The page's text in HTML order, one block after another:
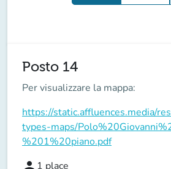
Posto 14
Per visualizzare la mappa:
https://static.affluences.media/
types-maps/
%201%20piano.pdf
person 1 place